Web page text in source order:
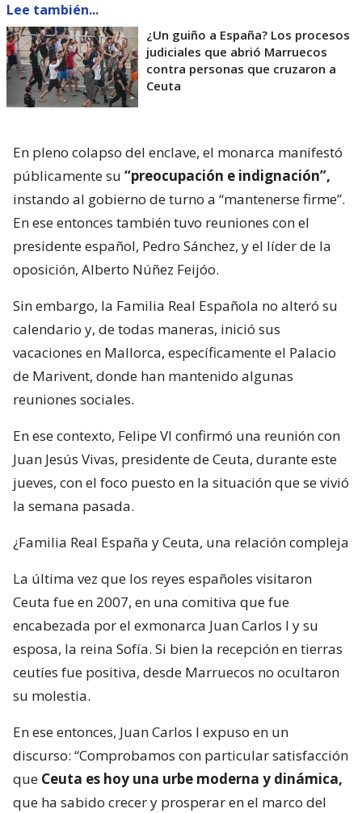
Lee también...
¿Un guiño a España? Los procesos
judiciales que abrió Marruecos
contra personas que cruzaron a
Ceuta
En pleno colapso del enclave, el monarca manifestó
públicamente su “preocupación e indignación”,
instando al gobierno de turno a “mantenerse firme”.
En ese entonces también tuvo reuniones con el
presidente español, Pedro Sánchez, y el líder de la
oposición, Alberto Núñez Feijóo.
Sin embargo, la Familia Real Española no alteró su
calendario y, de todas maneras, inició sus
vacaciones en Mallorca, específicamente el Palacio
de Marivent, donde han mantenido algunas
reuniones sociales.
En ese contexto, Felipe VI confirmó una reunión con
Juan Jesús Vivas, presidente de Ceuta, durante este
jueves, con el foco puesto en la situación que se vivió
la semana pasada.
¿Familia Real España y Ceuta, una relación compleja
La última vez que los reyes españoles visitaron
Ceuta fue en 2007, en una comitiva que fue
encabezada por el exmonarca Juan Carlos I y su
esposa, la reina Sofía. Si bien la recepción en tierras
ceutíes fue positiva, desde Marruecos no ocultaron
su molestia.
En ese entonces, Juan Carlos I expuso en un
discurso: “Comprobamos con particular satisfacción
que Ceuta es hoy una urbe moderna y dinámica,
que ha sabido crecer y prosperar en el marco del